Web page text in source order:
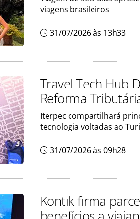
viagens brasileiros
31/07/2026 às 13h33
Travel Tech Hub
Reforma
Iterpec compartilhará
tecnologia voltadas ao
31/07/2026 às 09h28
Kontik firma